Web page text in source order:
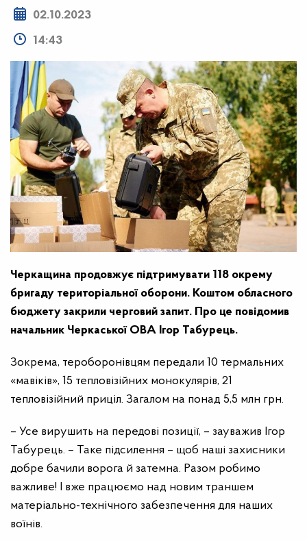
02.10.2023
14:43
Черкащина продовжує підтримувати 118 окрему
бригаду територіальної оборони. Коштом обласного
бюджету закрили черговий запит. Про це повідомив
начальник Черкаської ОВА Ігор Табурець.
Зокрема, тероборонівцям передали 10 термальних
«мавіків», 15 тепловізійних монокулярів, 21
тепловізійний приціл. Загалом на понад 5,5 млн грн.
– Усе вирушить на передові позиції, – зауважив Ігор
Табурець. – Таке підсилення – щоб наші захисники
добре бачили ворога й затемна. Разом робимо
важливе! І вже працюємо над новим траншем
матеріально-технічного забезпечення для наших
воїнів.